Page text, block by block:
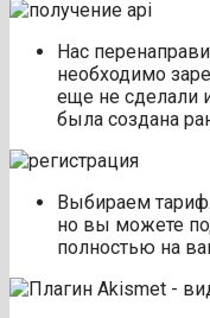
Нас
необходимо
еще не сделали
была создана
Выбираем
но вы можете
полностью на